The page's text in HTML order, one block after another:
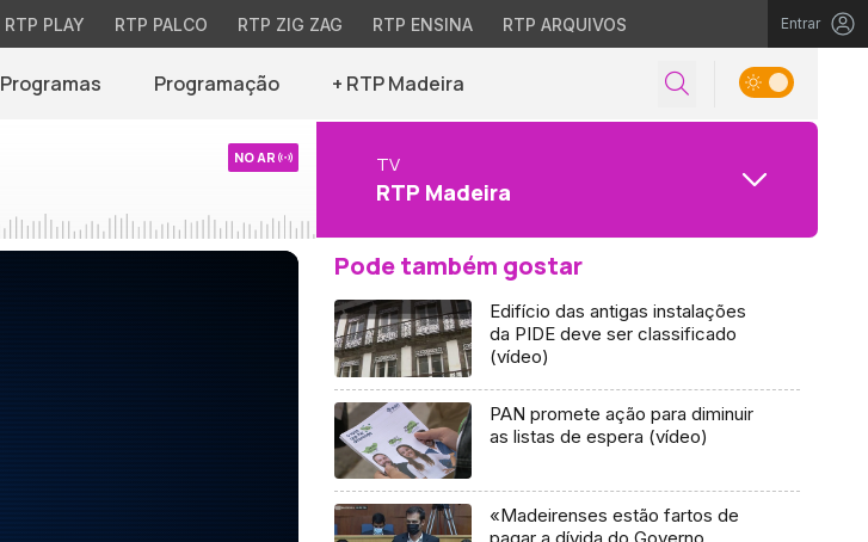
RTP PLAY RTP PALCO RTP ZIG ZAG RTP ENSINA RTP ARQUIVOS Entrar
Programas Programação + RTP Madeira
NO AR TV
RTP Madeira
Pode também gostar
Edifício das antigas instalações
da PIDE deve ser classificado
(vídeo)
PAN promete ação para diminuir
as listas de espera (vídeo)
«Madeirenses estão fartos de